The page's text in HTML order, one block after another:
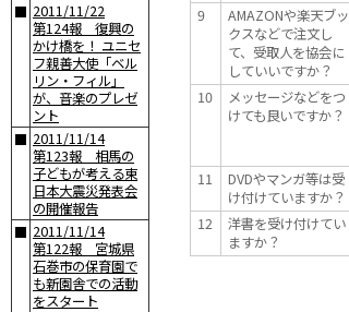
■ 2011/11/22
第124報 復興の
かけ橋を！ ユニセ
フ親善大使「ベル
リン・フィル」
が、音楽のプレゼ
ント
■ 2011/11/14
第123報 相馬の
子どもが考える東
日本大震災発表会
の開催報告
■ 2011/11/14
第122報 宮城県
石巻市の保育園で
も新園舎での活動
をスタート
9
AMAZONや楽天ブッ
クスなどで注文し
て、受取人を協会に
していいですか？
10
メッセージなどをつ
けても良いですか？
11
DVDやマンガ等は受
け付けていますか？
12
洋書を受け付けてい
ますか？